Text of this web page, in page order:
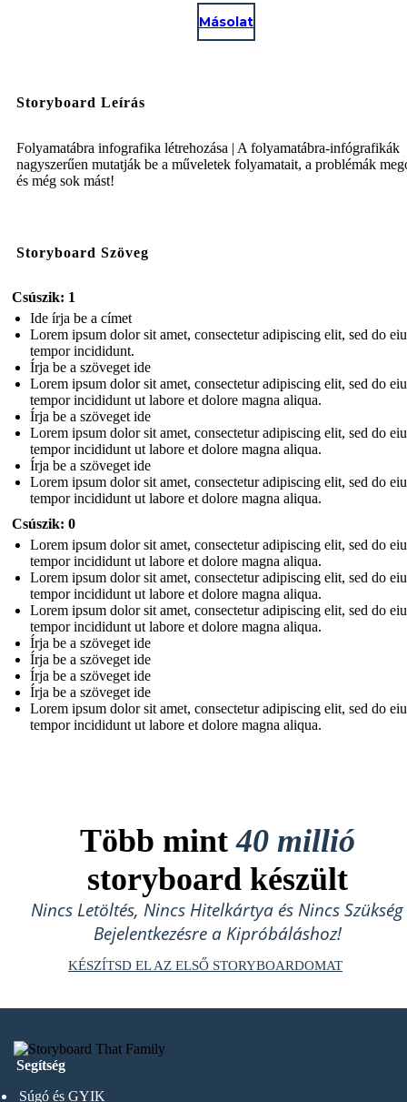
Másolat
Storyboard Leírás
Folyamatábra infografika létrehozása | A folyamatábra-infógrafikák
nagyszerűen mutatják be a műveletek folyamatait, a problémák
és még sok mást!
Storyboard Szöveg
Csúszik: 1
Ide írja be a címet
Lorem ipsum dolor sit amet, consectetur adipiscing elit, sed do
tempor incididunt.
Írja be a szöveget ide
Lorem ipsum dolor sit amet, consectetur adipiscing elit, sed do
tempor incididunt ut labore et dolore magna aliqua.
Írja be a szöveget ide
Lorem ipsum dolor sit amet, consectetur adipiscing elit, sed do
tempor incididunt ut labore et dolore magna aliqua.
Írja be a szöveget ide
Lorem ipsum dolor sit amet, consectetur adipiscing elit, sed do
tempor incididunt ut labore et dolore magna aliqua.
Csúszik: 0
Lorem ipsum dolor sit amet, consectetur adipiscing elit, sed do
tempor incididunt ut labore et dolore magna aliqua.
Lorem ipsum dolor sit amet, consectetur adipiscing elit, sed do
tempor incididunt ut labore et dolore magna aliqua.
Lorem ipsum dolor sit amet, consectetur adipiscing elit, sed do
tempor incididunt ut labore et dolore magna aliqua.
Írja be a szöveget ide
Írja be a szöveget ide
Írja be a szöveget ide
Írja be a szöveget ide
Lorem ipsum dolor sit amet, consectetur adipiscing elit, sed do
tempor incididunt ut labore et dolore magna aliqua.
Több mint40 millió
storyboard készült
Nincs Letöltés, Nincs Hitelkártya és Nincs Szükség
Bejelentkezésre a Kipróbáláshoz!
KÉSZÍTSD EL AZ ELSŐ STORYBOARDOMAT
Segítség
Súgó és GYIK